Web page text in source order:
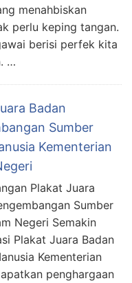
menahbiskan
perlu keping tangan.
berisi perfek kita
…
Badan
Sumber
Kementerian
Plakat Juara
Sumber
Negeri Semakin
Plakat Juara Badan
Kementerian
penghargaan